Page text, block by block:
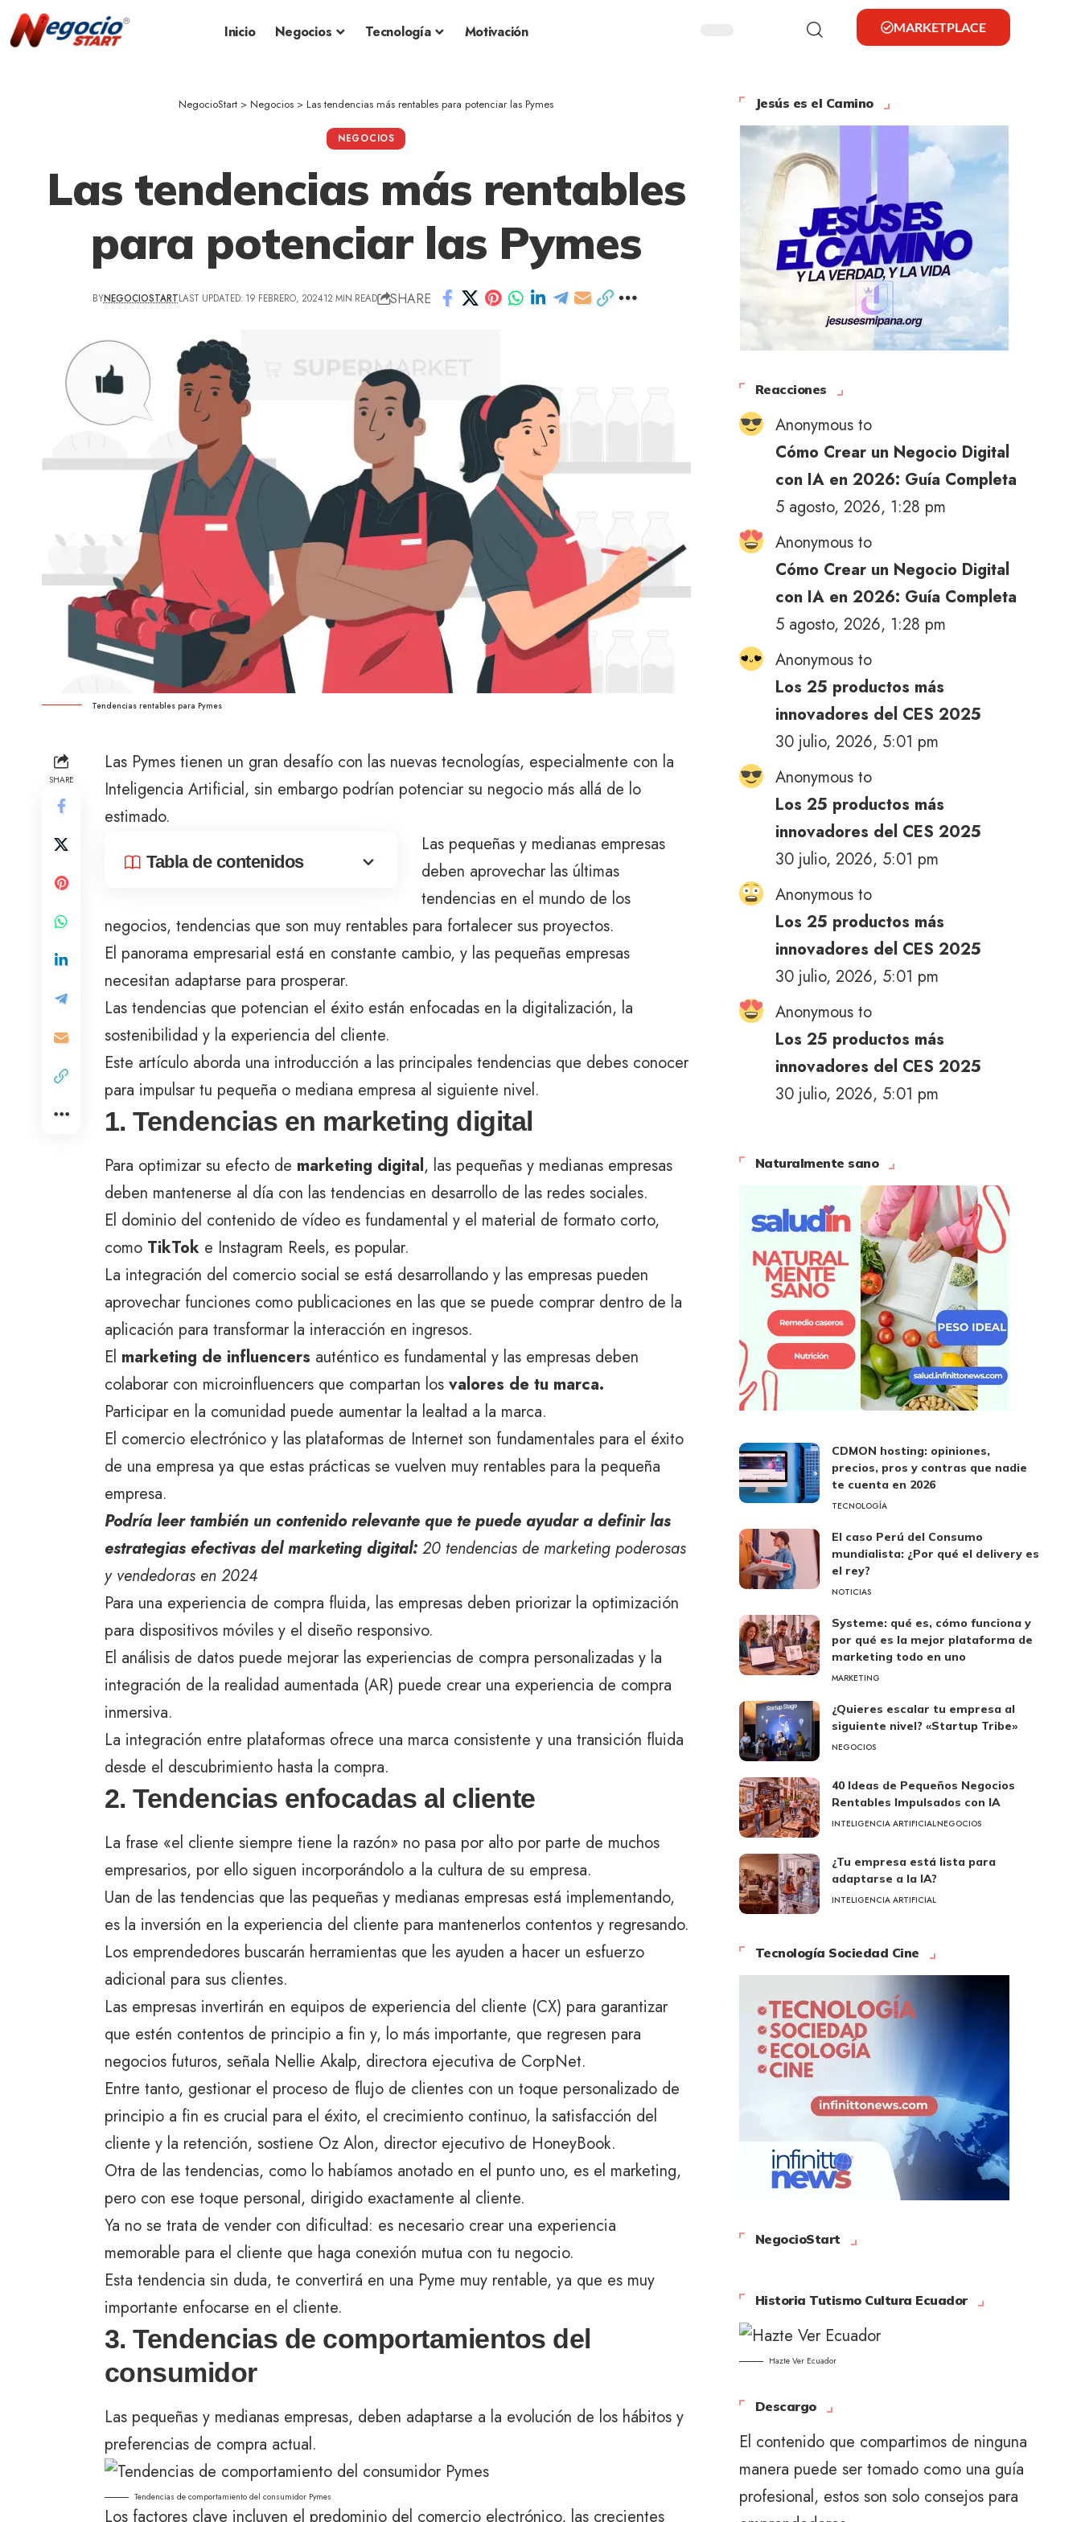
Inicio Negocios Tecnología Motivación MARKETPLACE
NegocioStart > Negocios > Las tendencias más rentables para potenciar las Pymes
NEGOCIOS
Las tendencias más rentables
para potenciar las Pymes
BYNEGOCIOSTARTLAST UPDATED: 19 FEBRERO, 202412 MIN READ SHARE
Tendencias rentables para Pymes
SHARE
Las Pymes tienen un gran desafío con las nuevas tecnologías, especialmente con la
Inteligencia Artificial, sin embargo podrían potenciar su negocio más allá de lo
estimado.
Tabla de contenidos
Las pequeñas y medianas empresas
deben aprovechar las últimas
tendencias en el mundo de los
negocios, tendencias que son muy rentables para fortalecer sus proyectos.
El panorama empresarial está en constante cambio, y las pequeñas empresas
necesitan adaptarse para prosperar.
Las tendencias que potencian el éxito están enfocadas en la digitalización, la
sostenibilidad y la experiencia del cliente.
Este artículo aborda una introducción a las principales tendencias que debes conocer
para impulsar tu pequeña o mediana empresa al siguiente nivel.
1. Tendencias en marketing digital
Para optimizar su efecto de marketing digital, las pequeñas y medianas empresas
deben mantenerse al día con las tendencias en desarrollo de las redes sociales.
El dominio del contenido de vídeo es fundamental y el material de formato corto,
como TikTok e Instagram Reels, es popular.
La integración del comercio social se está desarrollando y las empresas pueden
aprovechar funciones como publicaciones en las que se puede comprar dentro de la
aplicación para transformar la interacción en ingresos.
El marketing de influencers auténtico es fundamental y las empresas deben
colaborar con microinfluencers que compartan los valores de tu marca.
Participar en la comunidad puede aumentar la lealtad a la marca.
El comercio electrónico y las plataformas de Internet son fundamentales para el éxito
de una empresa ya que estas prácticas se vuelven muy rentables para la pequeña
empresa.
Podría leer también un contenido relevante que te puede ayudar a definir las
estrategias efectivas del marketing digital: 20 tendencias de marketing poderosas
y vendedoras en 2024
Para una experiencia de compra fluida, las empresas deben priorizar la optimización
para dispositivos móviles y el diseño responsivo.
El análisis de datos puede mejorar las experiencias de compra personalizadas y la
integración de la realidad aumentada (AR) puede crear una experiencia de compra
inmersiva.
La integración entre plataformas ofrece una marca consistente y una transición fluida
desde el descubrimiento hasta la compra.
2. Tendencias enfocadas al cliente
La frase «el cliente siempre tiene la razón» no pasa por alto por parte de muchos
empresarios, por ello siguen incorporándolo a la cultura de su empresa.
Uan de las tendencias que las pequeñas y medianas empresas está implementando,
es la inversión en la experiencia del cliente para mantenerlos contentos y regresando.
Los emprendedores buscarán herramientas que les ayuden a hacer un esfuerzo
adicional para sus clientes.
Las empresas invertirán en equipos de experiencia del cliente (CX) para garantizar
que estén contentos de principio a fin y, lo más importante, que regresen para
negocios futuros, señala Nellie Akalp, directora ejecutiva de CorpNet.
Entre tanto, gestionar el proceso de flujo de clientes con un toque personalizado de
principio a fin es crucial para el éxito, el crecimiento continuo, la satisfacción del
cliente y la retención, sostiene Oz Alon, director ejecutivo de HoneyBook.
Otra de las tendencias, como lo habíamos anotado en el punto uno, es el marketing,
pero con ese toque personal, dirigido exactamente al cliente.
Ya no se trata de vender con dificultad: es necesario crear una experiencia
memorable para el cliente que haga conexión mutua con tu negocio.
Esta tendencia sin duda, te convertirá en una Pyme muy rentable, ya que es muy
importante enfocarse en el cliente.
3. Tendencias de comportamientos del
consumidor
Las pequeñas y medianas empresas, deben adaptarse a la evolución de los hábitos y
preferencias de compra actual.
Tendencias de comportamiento del consumidor Pymes
Los factores clave incluyen el predominio del comercio electrónico, las crecientes
Jesús es el Camino
Reacciones
Anonymous to
Cómo Crear un Negocio Digital
con IA en 2026: Guía Completa
5 agosto, 2026, 1:28 pm
Anonymous to
Cómo Crear un Negocio Digital
con IA en 2026: Guía Completa
5 agosto, 2026, 1:28 pm
Anonymous to
Los 25 productos más
innovadores del CES 2025
30 julio, 2026, 5:01 pm
Anonymous to
Los 25 productos más
innovadores del CES 2025
30 julio, 2026, 5:01 pm
Anonymous to
Los 25 productos más
innovadores del CES 2025
30 julio, 2026, 5:01 pm
Anonymous to
Los 25 productos más
innovadores del CES 2025
30 julio, 2026, 5:01 pm
Naturalmente sano
CDMON hosting: opiniones,
precios, pros y contras que nadie
te cuenta en 2026
TECNOLOGÍA
El caso Perú del Consumo
mundialista: ¿Por qué el delivery es
el rey?
NOTICIAS
Systeme: qué es, cómo funciona y
por qué es la mejor plataforma de
marketing todo en uno
MARKETING
¿Quieres escalar tu empresa al
siguiente nivel? «Startup Tribe»
NEGOCIOS
40 Ideas de Pequeños Negocios
Rentables Impulsados con IA
INTELIGENCIA ARTIFICIALNEGOCIOS
¿Tu empresa está lista para
adaptarse a la IA?
INTELIGENCIA ARTIFICIAL
Tecnología Sociedad Cine
NegocioStart
Historia Tutismo Cultura Ecuador
Hazte Ver Ecuador
Descargo
El contenido que compartimos de ninguna
manera puede ser tomado como una guía
profesional, estos son solo consejos para